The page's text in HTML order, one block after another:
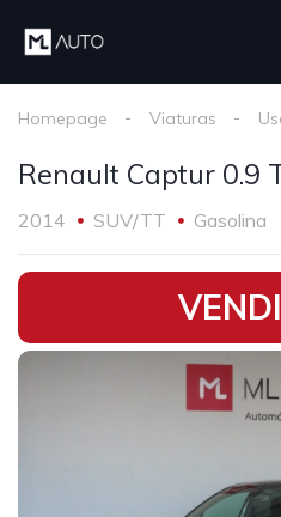
Homepage Viaturas
Renault Captur 0.9
2014 SUV/TT Gasolina
•